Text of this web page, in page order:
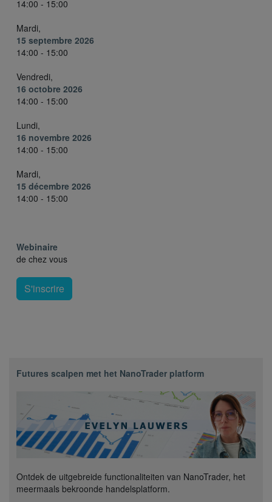
14:00 - 15:00
Mardi,
15 septembre 2026
14:00 - 15:00
Vendredi,
16 octobre 2026
14:00 - 15:00
Lundi,
16 novembre 2026
14:00 - 15:00
Mardi,
15 décembre 2026
14:00 - 15:00
Webinaire
de chez vous
S'inscrire
Futures scalpen met het NanoTrader platform
Ontdek de uitgebreide functionaliteiten van NanoTrader, het
meermaals bekroonde handelsplatform.